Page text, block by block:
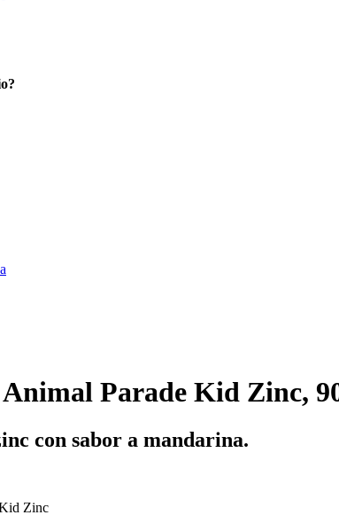
Animal Parade Kid Zinc,
con sabor a mandarina.
Zinc